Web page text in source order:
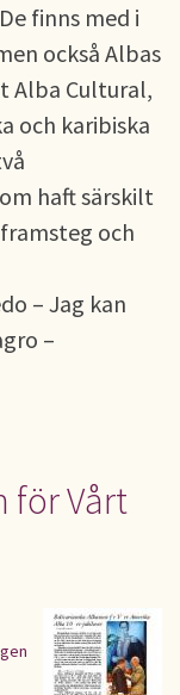
finns med i
också Albas
Alba Cultural,
och karibiska
haft särskilt
och
– Jag kan
–
för Vårt